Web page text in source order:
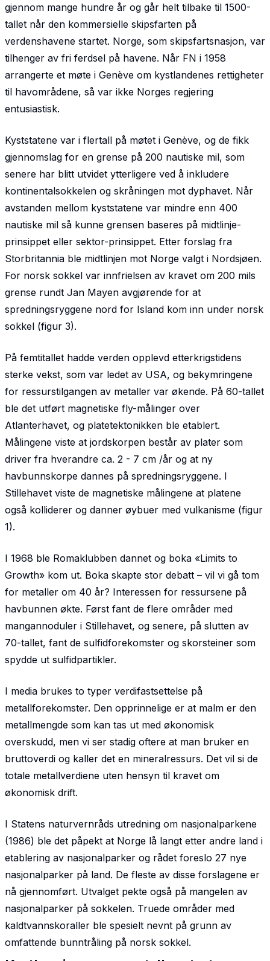
gjennom mange hundre år og går helt tilbake til 1500-
tallet når den kommersielle skipsfarten på
verdenshavene startet. Norge, som skipsfartsnasjon, var
tilhenger av fri ferdsel på havene. Når FN i 1958
arrangerte et møte i Genève om kystlandenes rettigheter
til havområdene, så var ikke Norges regjering
entusiastisk.
Kyststatene var i flertall på møtet i Genève, og de fikk
gjennomslag for en grense på 200 nautiske mil, som
senere har blitt utvidet ytterligere ved å inkludere
kontinentalsokkelen og skråningen mot dyphavet. Når
avstanden mellom kyststatene var mindre enn 400
nautiske mil så kunne grensen baseres på midtlinje-
prinsippet eller sektor-prinsippet. Etter forslag fra
Storbritannia ble midtlinjen mot Norge valgt i Nordsjøen.
For norsk sokkel var innfrielsen av kravet om 200 mils
grense rundt Jan Mayen avgjørende for at
spredningsryggene nord for Island kom inn under norsk
sokkel (figur 3).
På femtitallet hadde verden opplevd etterkrigstidens
sterke vekst, som var ledet av USA, og bekymringene
for ressurstilgangen av metaller var økende. På 60-tallet
ble det utført magnetiske fly-målinger over
Atlanterhavet, og platetektonikken ble etablert.
Målingene viste at jordskorpen består av plater som
driver fra hverandre ca. 2 - 7 cm /år og at ny
havbunnskorpe dannes på spredning­sryggene. I
Stillehavet viste de magnetiske målingene at platene
også kolliderer og danner øybuer med vulkanisme (figur
1).
I 1968 ble Romaklubben dannet og boka «Limits to
Growth» kom ut. Boka skapte stor debatt – vil vi gå tom
for metaller om 40 år? Interessen for ressursene på
havbunnen økte. Først fant de flere områder med
mangannoduler i Stillehavet, og senere, på slutten av
70-tallet, fant de sulfid­forekomster og skorsteiner som
spydde ut sulfidpartikler.
I media brukes to typer verdifastsettelse på
metallforekomster. Den opprinnelige er at malm er den
metallmengde som kan tas ut med økonomisk
overskudd, men vi ser stadig oftere at man bruker en
bruttoverdi og kaller det en mineralressurs. Det vil si de
totale metallverdiene uten hensyn til kravet om
økonomisk drift.
I Statens naturvernråds utredning om nasjonalparkene
(1986) ble det påpekt at Norge lå langt etter andre land i
etablering av nasjonalparker og rådet foreslo 27 nye
nasjonalparker på land. De fleste av disse forslagene er
nå gjennomført. Utvalget pekte også på mangelen av
nasjonalparker på sokkelen. Truede områder med
kaldtvannskoraller ble spesielt nevnt på grunn av
omfattende bunntråling på norsk sokkel.